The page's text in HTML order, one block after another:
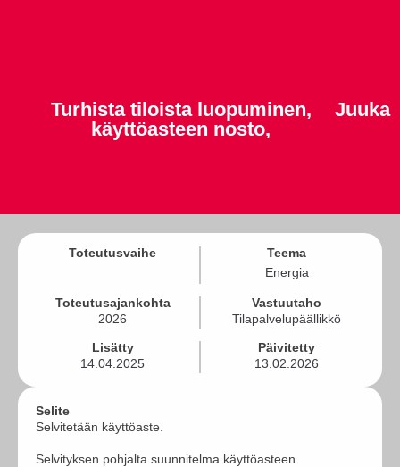
Turhista tiloista luopuminen,
käyttöasteen nosto,
Juuka
Toteutusvaihe
Teema
Energia
Toteutusajankohta
2026
Vastuutaho
Tilapalvelupäällikkö
Lisätty
14.04.2025
Päivitetty
13.02.2026
Selite
Selvitetään käyttöaste.
Selvityksen pohjalta suunnitelma käyttöasteen